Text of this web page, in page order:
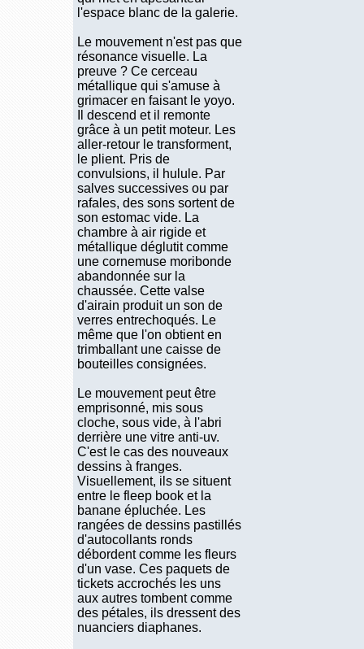
l'espace blanc de la galerie.
Le mouvement n'est pas que
résonance visuelle. La
preuve ? Ce cerceau
métallique qui s'amuse à
grimacer en faisant le yoyo.
Il descend et il remonte
grâce à un petit moteur. Les
aller-retour le transforment,
le plient. Pris de
convulsions, il hulule. Par
salves successives ou par
rafales, des sons sortent de
son estomac vide. La
chambre à air rigide et
métallique déglutit comme
une cornemuse moribonde
abandonnée sur la
chaussée. Cette valse
d'airain produit un son de
verres entrechoqués. Le
même que l'on obtient en
trimballant une caisse de
bouteilles consignées.
Le mouvement peut être
emprisonné, mis sous
cloche, sous vide, à l'abri
derrière une vitre anti-uv.
C'est le cas des nouveaux
dessins à franges.
Visuellement, ils se situent
entre le fleep book et la
banane épluchée. Les
rangées de dessins pastillés
d'autocollants ronds
débordent comme les fleurs
d'un vase. Ces paquets de
tickets accrochés les uns
aux autres tombent comme
des pétales, ils dressent des
nuanciers diaphanes.